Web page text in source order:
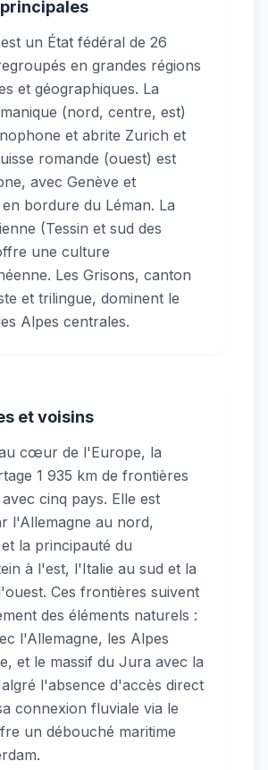
un État fédéral de 26
en grandes régions
et géographiques. La
(nord, centre, est)
et abrite Zurich et
romande (ouest) est
avec Genève et
bordure du Léman. La
(Tessin et sud des
une culture
Les Grisons, canton
et trilingue, dominent le
Alpes centrales.
et voisins
cœur de l'Europe, la
1 935 km de frontières
cinq pays. Elle est
l'Allemagne au nord,
la principauté du
à l'est, l'Italie au sud et la
Ces frontières suivent
des éléments naturels :
l'Allemagne, les Alpes
et le massif du Jura avec la
l'absence d'accès direct
connexion fluviale via le
un débouché maritime